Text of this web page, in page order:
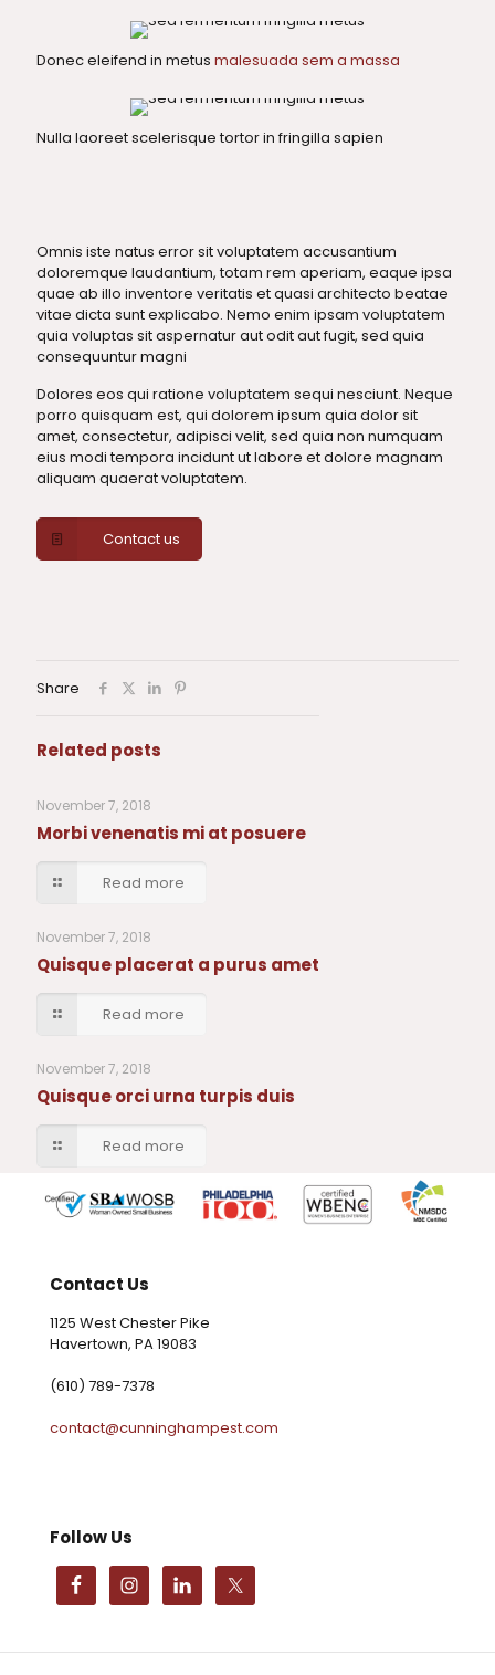
Donec eleifend in metus malesuada sem a massa
Nulla laoreet scelerisque tortor in fringilla sapien
Omnis iste natus error sit voluptatem accusantium
doloremque laudantium, totam rem aperiam, eaque ipsa
quae ab illo inventore veritatis et quasi architecto beatae
vitae dicta sunt explicabo. Nemo enim ipsam voluptatem
quia voluptas sit aspernatur aut odit aut fugit, sed quia
consequuntur magni
Dolores eos qui ratione voluptatem sequi nesciunt. Neque
porro quisquam est, qui dolorem ipsum quia dolor sit
amet, consectetur, adipisci velit, sed quia non numquam
eius modi tempora incidunt ut labore et dolore magnam
aliquam quaerat voluptatem.
Contact us
Share
Related posts
November 7, 2018
Morbi venenatis mi at posuere
Read more
November 7, 2018
Quisque placerat a purus amet
Read more
November 7, 2018
Quisque orci urna turpis duis
Read more
Contact Us
1125 West Chester Pike
Havertown, PA 19083
(610) 789-7378
contact@cunninghampest.com
Follow Us